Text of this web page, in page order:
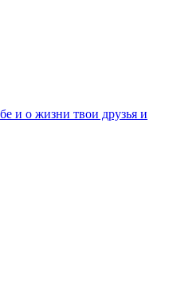
и о жизни твои друзья и